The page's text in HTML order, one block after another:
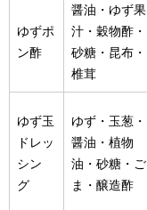
ゆずポ
ン酢
醤油・ゆず果
汁・穀物酢・
砂糖・昆布・
椎茸
ゆず玉
ドレッ
シン
グ
ゆず・玉葱・
醤油・植物
油・砂糖・ご
ま・醸造酢